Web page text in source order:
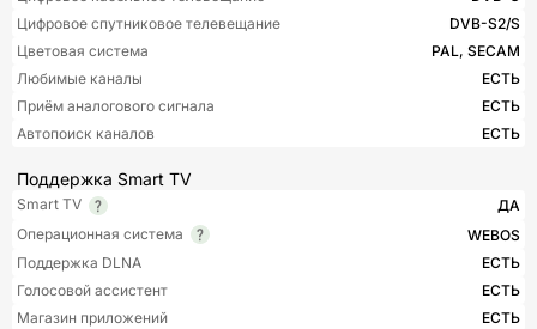
Цифровое спутниковое телевещание
DVB-S2/S
Цветовая система
PAL, SECAM
Любимые каналы
ЕСТЬ
Приём аналогового сигнала
ЕСТЬ
Автопоиск каналов
ЕСТЬ
Поддержка Smart TV
Smart TV
ДА
Операционная система
WEBOS
Поддержка DLNA
ЕСТЬ
Голосовой ассистент
ЕСТЬ
Магазин приложений
ЕСТЬ